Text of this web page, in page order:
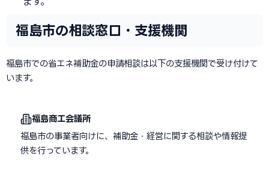
福島市の相談窓口・支援機関
福島市での省エネ補助金の申請相談は以下の支援機関で受け付けて
います。
福島商工会議所
福島市の事業者向けに、補助金・経営に関する相談や情報提
供を行っています。